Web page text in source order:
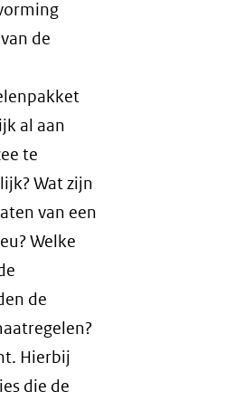
de
al aan
te
Wat zijn
van een
Welke
de
Hierbij
die de